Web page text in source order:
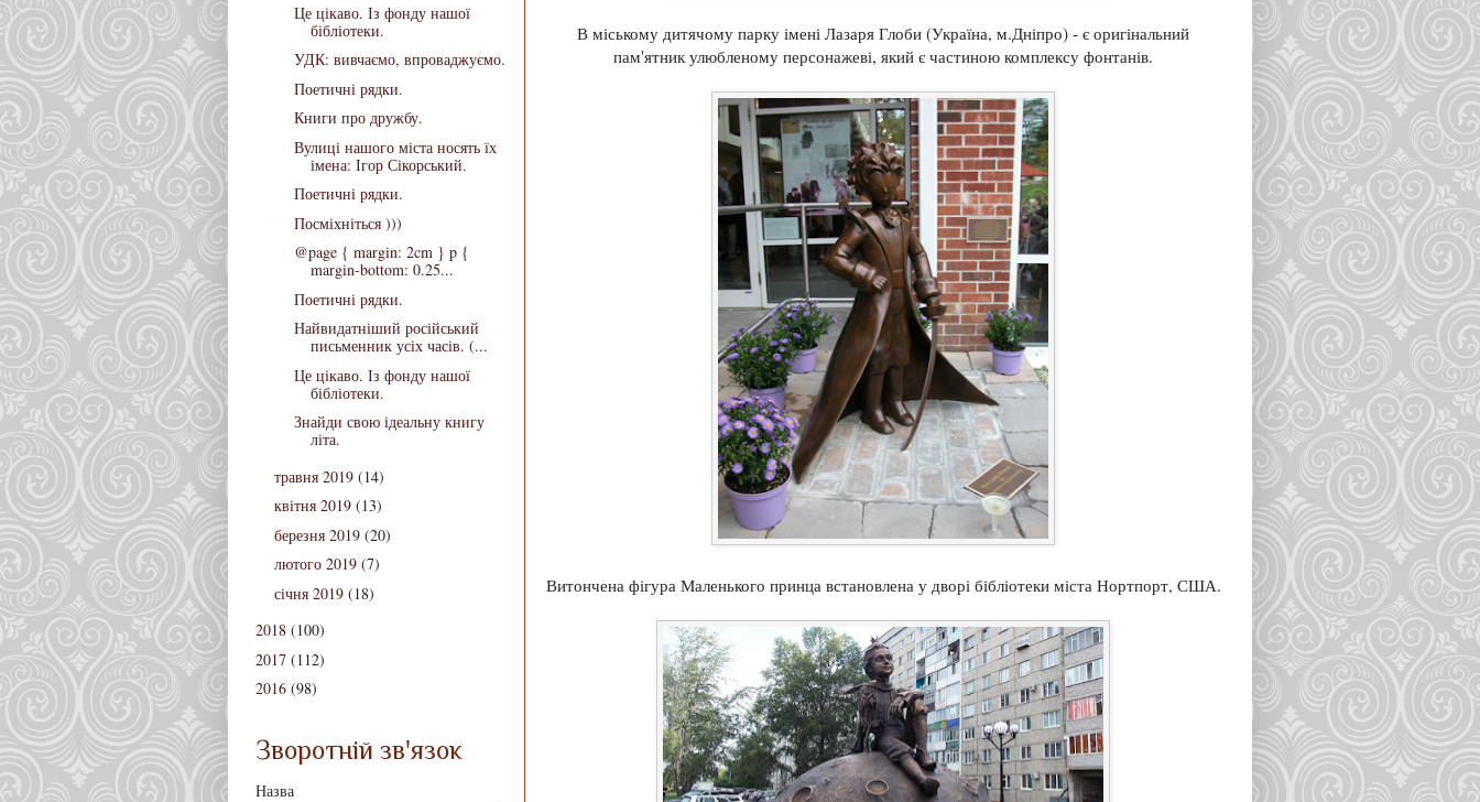
В міському дитячому парку імені Лазаря Глоби (Україна, м.Дніпро) - є оригінальний
пам'ятник улюбленому персонажеві, який є частиною комплексу фонтанів.
Витончена фігура Маленького принца встановлена ​​у дворі бібліотеки міста Нортпорт, США.
Це цікаво. Із фонду нашої
бібліотеки.
УДК: вивчаємо, впроваджуємо.
Поетичні рядки.
Книги про дружбу.
Вулиці нашого міста носять їх
імена: Ігор Сікорський.
Поетичні рядки.
Посміхніться )))
@page { margin: 2cm } p {
margin-bottom: 0.25...
Поетичні рядки.
Найвидатніший російський
письменник усіх часів. (...
Це цікаво. Із фонду нашої
бібліотеки.
Знайди свою ідеальну книгу
літа.
травня 2019 (14)
квітня 2019 (13)
березня 2019 (20)
лютого 2019 (7)
січня 2019 (18)
2018 (100)
2017 (112)
2016 (98)
Зворотній зв'язок
Назва